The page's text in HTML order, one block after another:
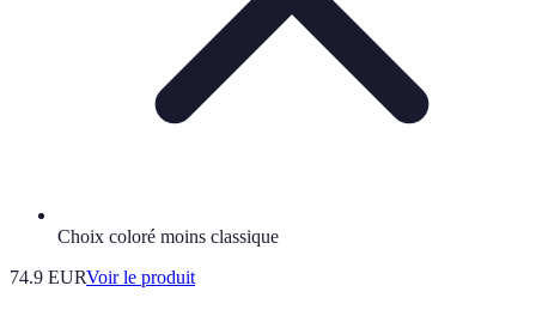
Choix coloré moins classique
74.9 EURVoir le produit